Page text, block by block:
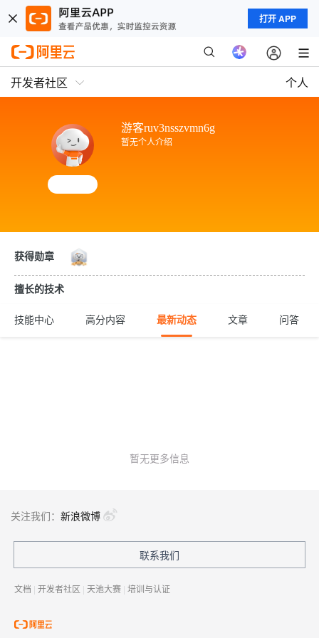
打开 APP
开发者社区 个人
游客ruv3nsszvmn6g
暂无个人介绍
获得勋章
擅长的技术
技能中心 高分内容 最新动态 文章 问答
暂无更多信息
关注我们： 新浪微博
联系我们
文档 | 开发者社区 | 天池大赛 | 培训与认证